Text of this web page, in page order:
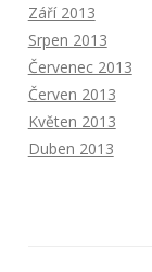
Září 2013
Srpen 2013
Červenec 2013
Červen 2013
Květen 2013
Duben 2013